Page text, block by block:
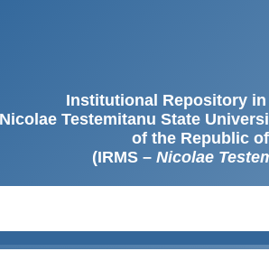
Institutional Repository
Testemitanu State
of the Republic
(IRMS – Nicolae